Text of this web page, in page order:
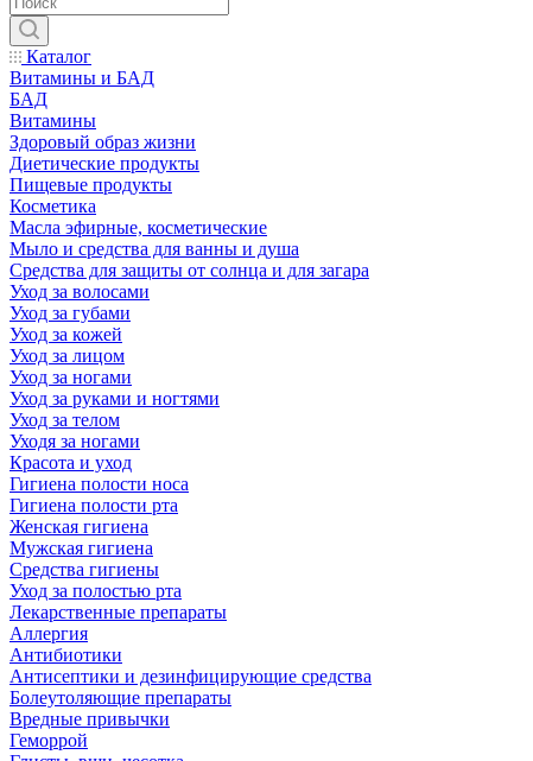
Каталог
Витамины и БАД
БАД
Витамины
Здоровый образ жизни
Диетические продукты
Пищевые продукты
Косметика
Масла эфирные, косметические
Мыло и средства для ванны и душа
Средства для защиты от солнца и для загара
Уход за волосами
Уход за губами
Уход за кожей
Уход за лицом
Уход за ногами
Уход за руками и ногтями
Уход за телом
Уходя за ногами
Красота и уход
Гигиена полости носа
Гигиена полости рта
Женская гигиена
Мужская гигиена
Средства гигиены
Уход за полостью рта
Лекарственные препараты
Аллергия
Антибиотики
Антисептики и дезинфицирующие средства
Болеутоляющие препараты
Вредные привычки
Геморрой